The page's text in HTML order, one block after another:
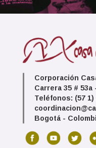
Corporación
Carrera 35 # 53a
Teléfonos: (57 1)
Bogotá -